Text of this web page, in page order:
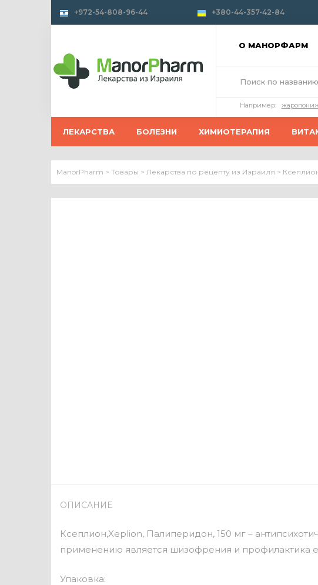
+972-54-808-96-44 +380-44-357-42-84
О МАНОРФАРМ
Например:
ЛЕКАРСТВА БОЛЕЗНИ ХИМИОТЕРАПИЯ
ManorPharm > Товары > Лекарства по рецепту из Израиля >
ОПИСАНИЕ
Ксеплион,Xeplion, Палиперидон, 150 мг –
применению является шизофрения и профилактика
Упаковка: